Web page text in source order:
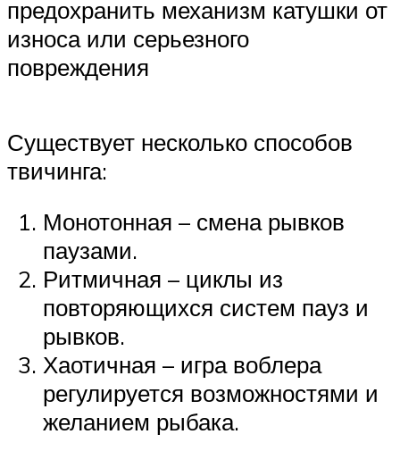
предохранить механизм катушки от
износа или серьезного
повреждения
Существует несколько способов
твичинга:
Монотонная – смена рывков
паузами.
Ритмичная – циклы из
повторяющихся систем пауз и
рывков.
Хаотичная – игра воблера
регулируется возможностями и
желанием рыбака.